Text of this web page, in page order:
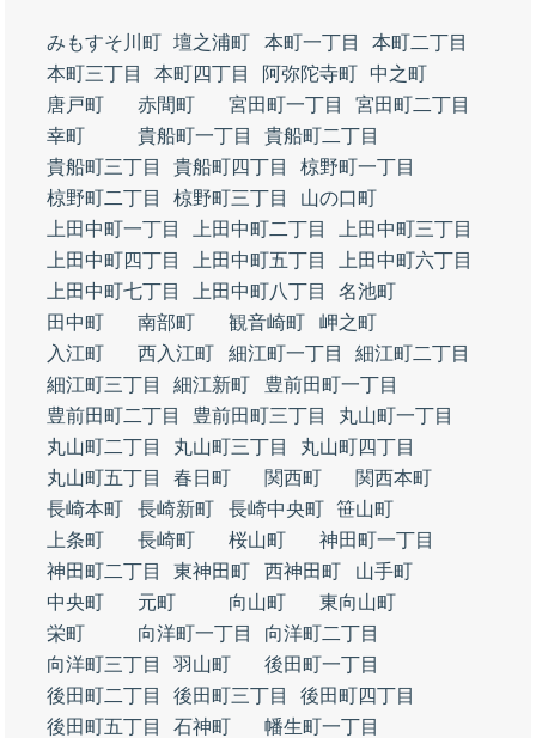
みもすそ川町 壇之浦町 本町一丁目
本町二丁目
本町三丁目
本町四丁目 阿弥陀寺町
中之町
唐戸町
赤間町 宮田町一丁目
宮田町二丁目
幸町
貴船町一丁目
貴船町二丁目
貴船町三丁目
貴船町四丁目
椋野町一丁目
椋野町二丁目
椋野町三丁目
山の口町
上田中町一丁目
上田中町二丁目
上田中町三丁目
上田中町四丁目
上田中町五丁目
上田中町六丁目
上田中町七丁目
上田中町八丁目
名池町
田中町
南部町 観音崎町
岬之町
入江町
西入江町 細江町一丁目
細江町二丁目
細江町三丁目
細江新町
豊前田町一丁目
豊前田町二丁目
豊前田町三丁目
丸山町一丁目
丸山町二丁目
丸山町三丁目
丸山町四丁目
丸山町五丁目
春日町 関西町
関西本町
長崎本町
長崎新町 長崎中央町 笹山町
上条町
長崎町 桜山町
神田町一丁目
神田町二丁目
東神田町 西神田町
山手町
中央町
元町 向山町
東向山町
栄町
向洋町一丁目
向洋町二丁目
向洋町三丁目
羽山町
後田町一丁目
後田町二丁目
後田町三丁目
後田町四丁目
後田町五丁目
石神町
幡生町一丁目